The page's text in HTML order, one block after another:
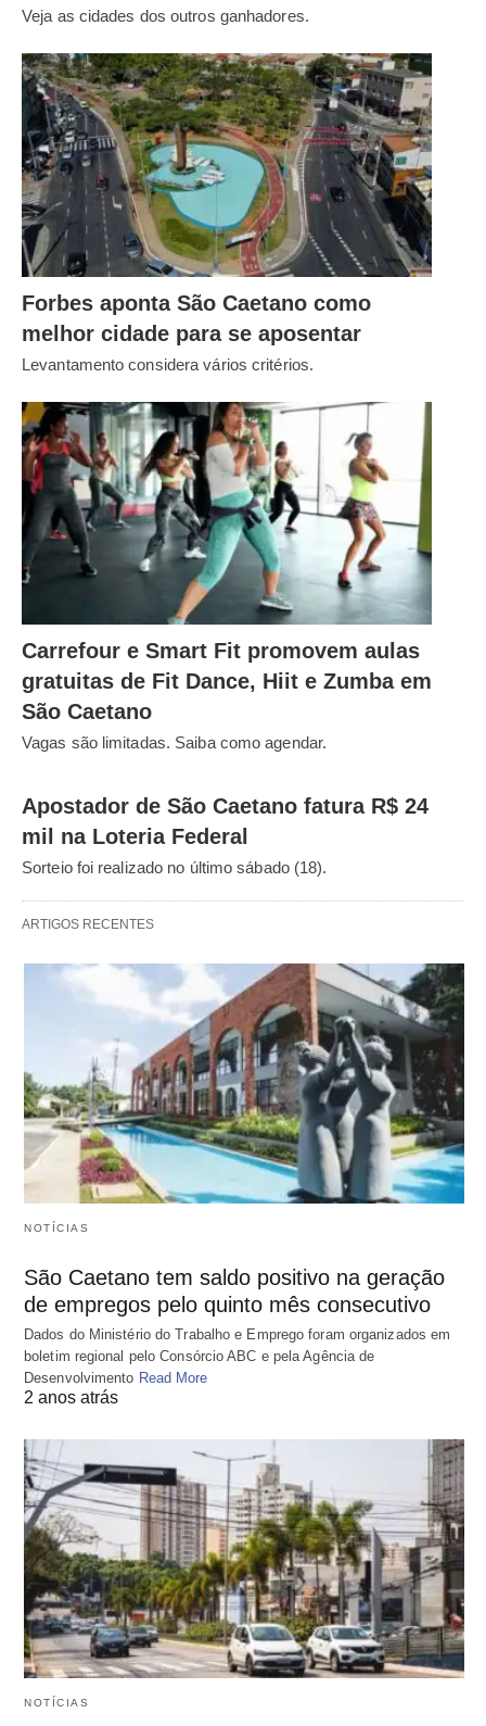
Veja as cidades dos outros ganhadores.
Forbes aponta São Caetano como
melhor cidade para se aposentar
Levantamento considera vários critérios.
Carrefour e Smart Fit promovem aulas
gratuitas de Fit Dance, Hiit e Zumba em
São Caetano
Vagas são limitadas. Saiba como agendar.
Apostador de São Caetano fatura R$ 24
mil na Loteria Federal
Sorteio foi realizado no último sábado (18).
ARTIGOS RECENTES
NOTÍCIAS
São Caetano tem saldo positivo na geração
de empregos pelo quinto mês consecutivo
Dados do Ministério do Trabalho e Emprego foram organizados em
boletim regional pelo Consórcio ABC e pela Agência de
Desenvolvimento Read More
2 anos atrás
NOTÍCIAS